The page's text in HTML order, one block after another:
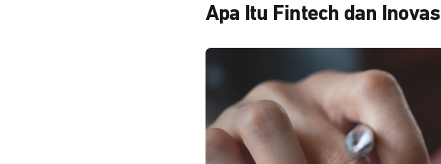
Apa Itu Fintech dan